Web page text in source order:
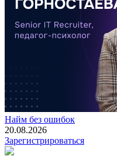
Найм без ошибок
20.08.2026
Зарегистрироваться